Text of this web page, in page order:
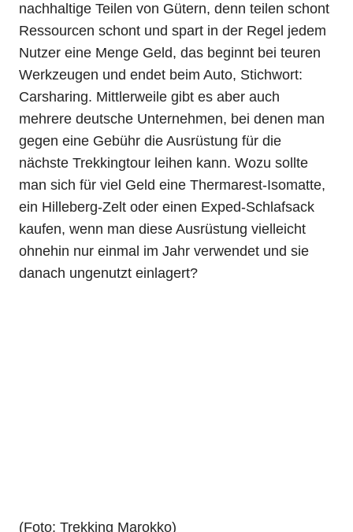
nachhaltige Teilen von Gütern, denn teilen schont
Ressourcen schont und spart in der Regel jedem
Nutzer eine Menge Geld, das beginnt bei teuren
Werkzeugen und endet beim Auto, Stichwort:
Carsharing. Mittlerweile gibt es aber auch
mehrere deutsche Unternehmen, bei denen man
gegen eine Gebühr die Ausrüstung für die
nächste Trekkingtour leihen kann. Wozu sollte
man sich für viel Geld eine Thermarest-Isomatte,
ein Hilleberg-Zelt oder einen Exped-Schlafsack
kaufen, wenn man diese Ausrüstung vielleicht
ohnehin nur einmal im Jahr verwendet und sie
danach ungenutzt einlagert?
(Foto: Trekking Marokko)